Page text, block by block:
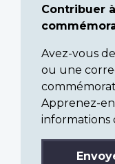
Contribuer
Avez-vous
ou une
Apprenez-
informations